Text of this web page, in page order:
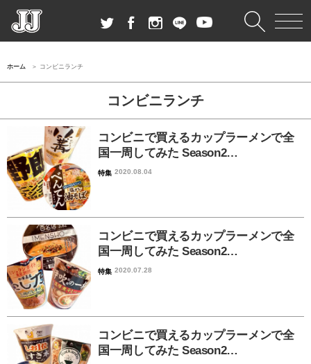
ホーム コンビニランチ
コンビニランチ
コンビニで買えるカップラーメンで全
国一周してみた Season2…
特集 2020.08.04
コンビニで買えるカップラーメンで全
国一周してみた Season2…
特集 2020.07.28
コンビニで買えるカップラーメンで全
国一周してみた Season2…